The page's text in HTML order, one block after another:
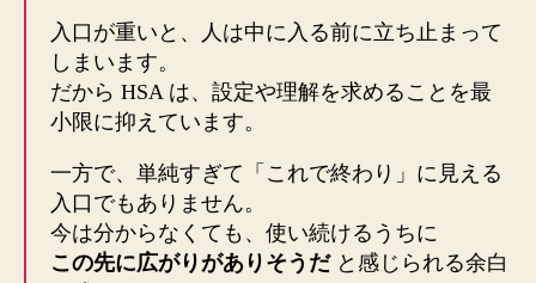
入口が重いと、人は中に入る前に立ち止まって
しまいます。
だから HSA は、設定や理解を求めることを最
小限に抑えています。
一方で、単純すぎて「これで終わり」に見える
入口でもありません。
今は分からなくても、使い続けるうちに
この先に広がりがありそうだと感じられる余白